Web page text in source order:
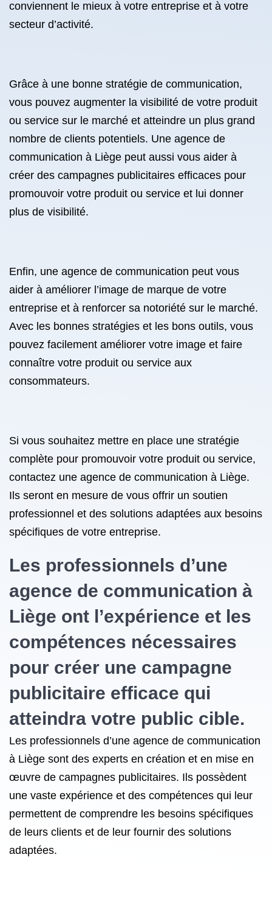
conviennent le mieux à votre entreprise et à votre
secteur d’activité.
Grâce à une bonne stratégie de communication,
vous pouvez augmenter la visibilité de votre produit
ou service sur le marché et atteindre un plus grand
nombre de clients potentiels. Une agence de
communication à Liège peut aussi vous aider à
créer des campagnes publicitaires efficaces pour
promouvoir votre produit ou service et lui donner
plus de visibilité.
Enfin, une agence de communication peut vous
aider à améliorer l’image de marque de votre
entreprise et à renforcer sa notoriété sur le marché.
Avec les bonnes stratégies et les bons outils, vous
pouvez facilement améliorer votre image et faire
connaître votre produit ou service aux
consommateurs.
Si vous souhaitez mettre en place une stratégie
complète pour promouvoir votre produit ou service,
contactez une agence de communication à Liège.
Ils seront en mesure de vous offrir un soutien
professionnel et des solutions adaptées aux besoins
spécifiques de votre entreprise.
Les professionnels d’une
agence de communication à
Liège ont l’expérience et les
compétences nécessaires
pour créer une campagne
publicitaire efficace qui
atteindra votre public cible.
Les professionnels d’une agence de communication
à Liège sont des experts en création et en mise en
œuvre de campagnes publicitaires. Ils possèdent
une vaste expérience et des compétences qui leur
permettent de comprendre les besoins spécifiques
de leurs clients et de leur fournir des solutions
adaptées.